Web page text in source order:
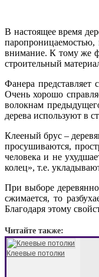
В настоящее время
паропроницаемостью,
внимание. К тому же
строительный
Фанера
Очень хорошо
волокнам
дерева используют в
Клееный брус –
просушиваются,
человека и не
колец», т.е.
При выборе
сжимается, то
Благодаря этому
Читайте также:
Клеевые потолки